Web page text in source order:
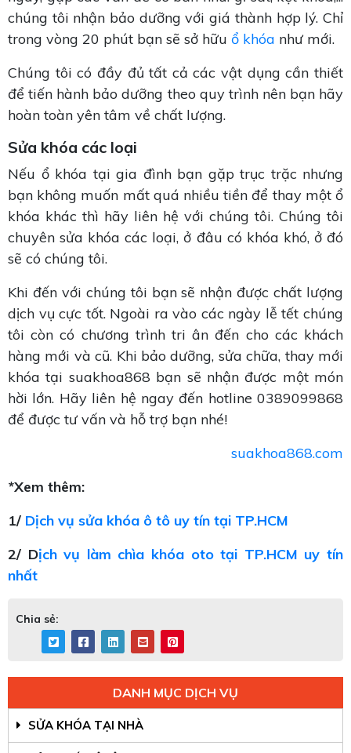
chúng tôi nhận bảo dưỡng với giá thành hợp lý. Chỉ
trong vòng 20 phút bạn sẽ sở hữu ổ khóa như mới.
Chúng tôi có đầy đủ tất cả các vật dụng cần thiết
để tiến hành bảo dưỡng theo quy trình nên bạn hãy
hoàn toàn yên tâm về chất lượng.
Sửa khóa các loại
Nếu ổ khóa tại gia đình bạn gặp trục trặc nhưng
bạn không muốn mất quá nhiều tiền để thay một ổ
khóa khác thì hãy liên hệ với chúng tôi. Chúng tôi
chuyên sửa khóa các loại, ở đâu có khóa khó, ở đó
sẽ có chúng tôi.
Khi đến với chúng tôi bạn sẽ nhận được chất lượng
dịch vụ cực tốt. Ngoài ra vào các ngày lễ tết chúng
tôi còn có chương trình tri ân đến cho các khách
hàng mới và cũ. Khi bảo dưỡng, sửa chữa, thay mới
khóa tại suakhoa868 bạn sẽ nhận được một món
hời lớn. Hãy liên hệ ngay đến hotline 0389099868
để được tư vấn và hỗ trợ bạn nhé!
suakhoa868.com
*Xem thêm:
1/ Dịch vụ sửa khóa ô tô uy tín tại TP.HCM
2/ Dịch vụ làm chìa khóa oto tại TP.HCM uy tín
nhất
Chia sẻ:
DANH MỤC DỊCH VỤ
SỬA KHÓA TẠI NHÀ